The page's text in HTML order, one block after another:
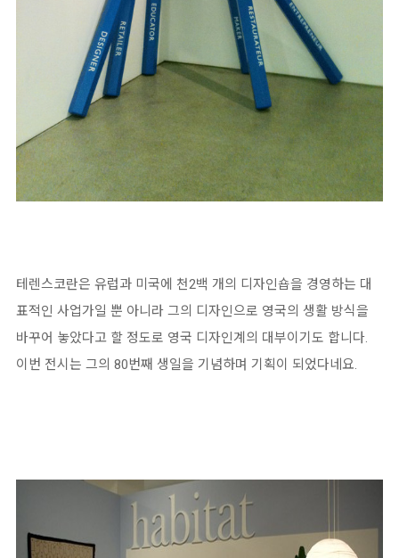
테렌스코란은 유럽과 미국에 천2백 개의 디자인숍을 경영하는 대
표적인 사업가일 뿐 아니라 그의 디자인으로 영국의 생활 방식을
바꾸어 놓았다고 할 정도로 영국 디자인계의 대부이기도 합니다.
이번 전시는 그의 80번째 생일을 기념하며 기획이 되었다네요.